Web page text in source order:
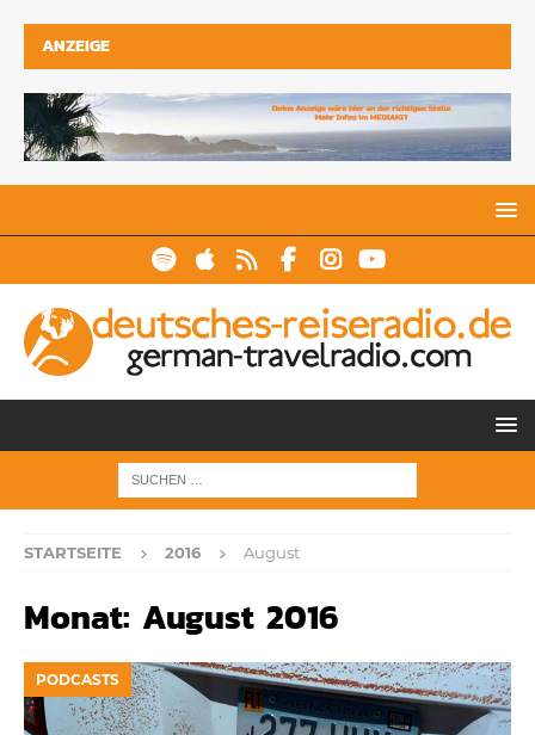
ANZEIGE
STARTSEITE 2016 August
Monat: August 2016
PODCASTS